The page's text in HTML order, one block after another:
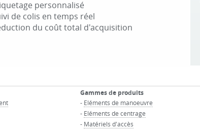
personnalisé
de colis en temps réel
du coût total d'acquisition
Gammes de produits
- Eléments de manoeuvre
- Eléments de centrage
- Matériels d'accès